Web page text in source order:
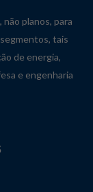
planos, para
tais
de energia,
e engenharia